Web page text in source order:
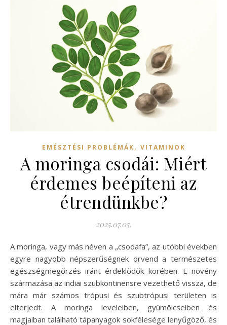
EMÉSZTÉSI PROBLÉMÁK, VITAMINOK
A moringa csodái: Miért
érdemes beépíteni az
étrendünkbe?
2025.07.05.
A moringa, vagy más néven a „csodafa”, az utóbbi években
egyre nagyobb népszerűségnek örvend a természetes
egészségmegőrzés iránt érdeklődők körében. E növény
származása az indiai szubkontinensre vezethető vissza, de
mára már számos trópusi és szubtrópusi területen is
elterjedt. A moringa leveleiben, gyümölcseiben és
magjaiban található tápanyagok sokfélesége lenyűgöző, és